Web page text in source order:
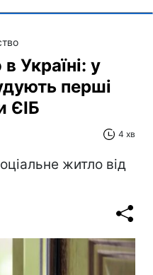
Україні: у
перші
ЄІБ
4 хв
житло від